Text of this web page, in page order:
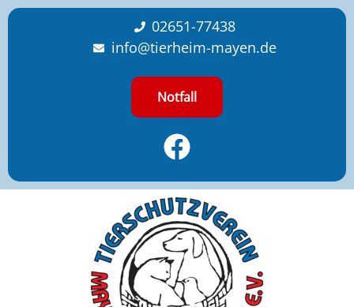
content
02651-77438
info@tierheim-mayen.de
Notfall